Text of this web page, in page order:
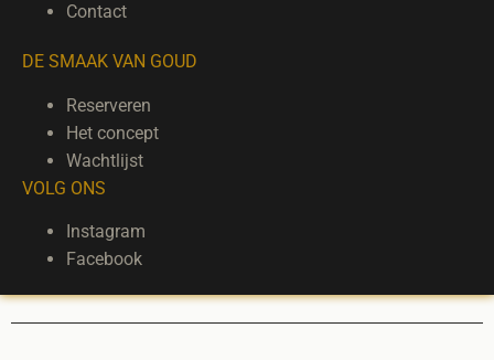
Contact
DE SMAAK VAN GOUD
Reserveren
Het concept
Wachtlijst
VOLG ONS
Instagram
Facebook